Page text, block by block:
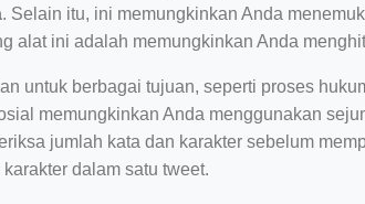
. Selain itu, ini memungkinkan Anda
alat ini adalah memungkinkan Anda
untuk berbagai tujuan, seperti proses
memungkinkan Anda menggunakan
jumlah kata dan karakter sebelum
dalam satu tweet.